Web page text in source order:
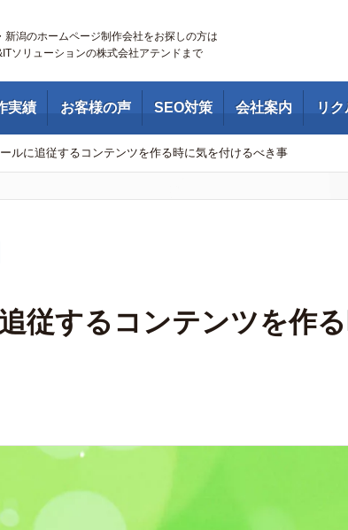
新潟のホームページ制作会社をお探しの方は
ソリューションの株式会社アテンドまで
実績 お客様の声 SEO対策 会社案内 リク
ルに追従するコンテンツを作る時に気を付けるべき事
従するコンテンツを作